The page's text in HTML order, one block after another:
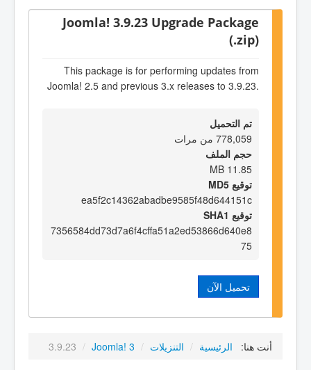
Joomla! 3.9.23 Upgrade Package
(.zip)
This package is for performing updates from
Joomla! 2.5 and previous 3.x releases to 3.9.23.
تم التحميل
778,059 من مرات
حجم الملف
11.85 MB
توقيع MD5
ea5f2c14362abadbe9585f48d644151c
توقيع SHA1
7356584dd73d7a6f4cffa51a2ed53866d640e8
75
تحميل الآن
أنت هنا: الرئيسية / التنزيلات /
Joomla! 3
/
3.9.23